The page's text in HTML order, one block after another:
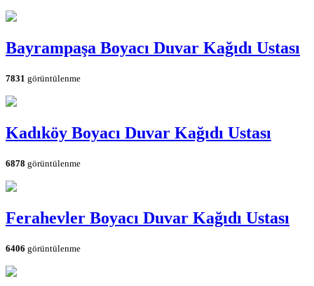
Bayrampaşa Boyacı Duvar Kağıdı Ustası
7831 görüntülenme
Kadıköy Boyacı Duvar Kağıdı Ustası
6878 görüntülenme
Ferahevler Boyacı Duvar Kağıdı Ustası
6406 görüntülenme